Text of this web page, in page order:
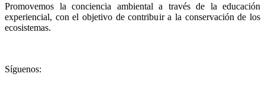
Promovemos la conciencia ambiental a través de la educación
experiencial, con el objetivo de contribuir a la conservación de los
ecosistemas.
Síguenos: